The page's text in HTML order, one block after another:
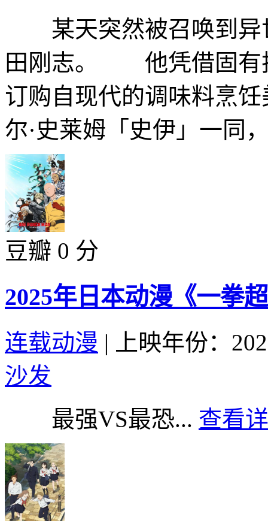
某天突然被召唤到
田刚志。 他凭借固
订购自现代的调味料烹
尔·史莱姆「史伊」一
豆瓣 0 分
2025年日本动漫《一拳
连载动漫 |
上映年份：
沙发
最强VS最恐... 查看